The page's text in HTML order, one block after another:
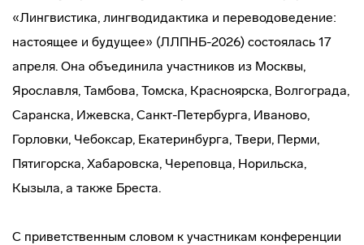
«Лингвистика, лингводидактика и переводоведение:
настоящее и будущее» (ЛЛПНБ-2026) состоялась 17
апреля. Она объединила участников из Москвы,
Ярославля, Тамбова, Томска, Красноярска, Волгограда,
Саранска, Ижевска, Санкт-Петербурга, Иваново,
Горловки, Чебоксар, Екатеринбурга, Твери, Перми,
Пятигорска, Хабаровска, Череповца, Норильска,
Кызыла, а также Бреста.
С приветственным словом к участникам конференции